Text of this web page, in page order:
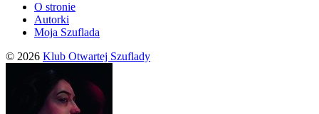
O stronie
Autorki
Moja Szuflada
© 2026 Klub Otwartej Szuflady